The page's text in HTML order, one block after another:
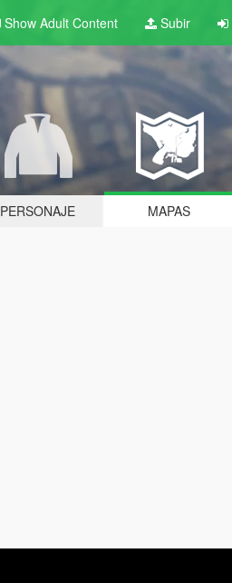
Show Adult Content Subir
PERSONAJE MAPAS